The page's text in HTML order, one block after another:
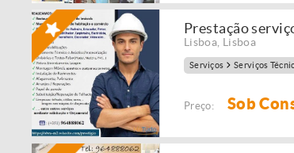
Prestação
Lisboa Lisboa
Serviços Serviços
Preço: Sob